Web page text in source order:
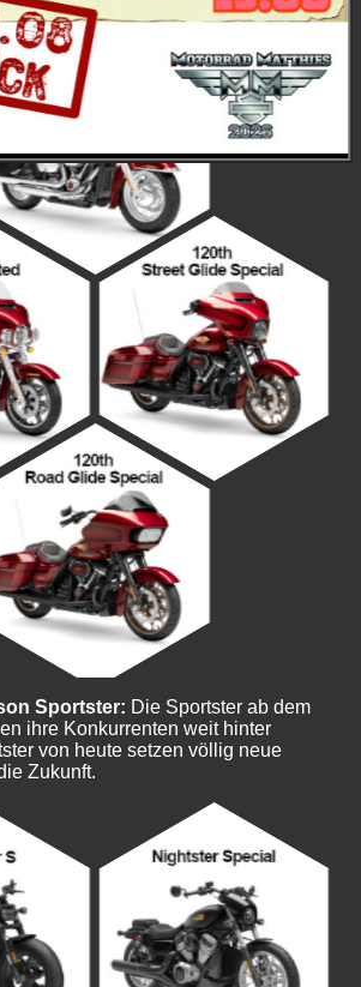
Sportster: Die Sportster ab dem
ihre Konkurrenten weit hinter
von heute setzen völlig neue
Zukunft.